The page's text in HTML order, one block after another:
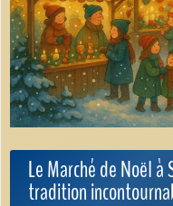
Le Marché de Noël
tradition